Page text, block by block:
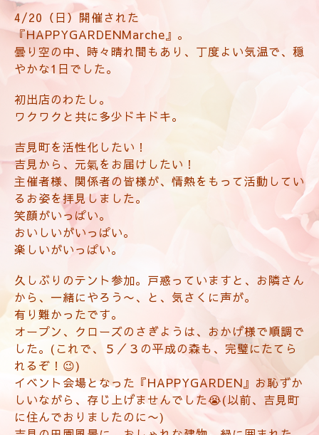
4/20（日）開催された
『HAPPYGARDENMarche』。
曇り空の中、時々晴れ間もあり、丁度よい気温で、穏
やかな1日でした。
初出店のわたし。
ワクワクと共に多少ドキドキ。
吉見町を活性化したい！
吉見から、元氣をお届けしたい！
主催者様、関係者の皆様が、情熱をもって活動してい
るお姿を拝見しました。
笑顔がいっぱい。
おいしいがいっぱい。
楽しいがいっぱい。
久しぶりのテント参加。戸惑っていますと、お隣さん
から、一緒にやろう〜、と、気さくに声が。
有り難かったです。
オープン、クローズのさぎようは、おかげ様で順調で
した。(これで、５／３の平成の森も、完璧にたてら
れるぞ！😉)
イベント会場となった『HAPPYGARDEN』お恥ずか
しいながら、存じ上げませんでした😭(以前、吉見町
に住んでおりましたのに〜)